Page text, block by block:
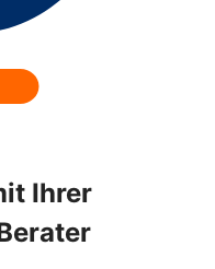
Ihrer